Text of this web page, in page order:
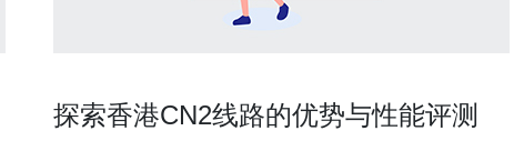
探索香港CN2线路的优势与性能评测